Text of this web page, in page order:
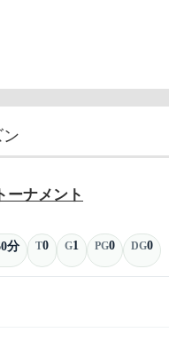
ン
ーナメント
分 T0 G1 PG0 DG0